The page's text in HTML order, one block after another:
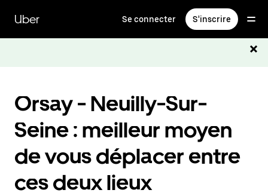
contenu
principal
Uber Se connecter S'inscrire
Orsay - Neuilly-Sur-
Seine : meilleur moyen
de vous déplacer entre
ces deux lieux